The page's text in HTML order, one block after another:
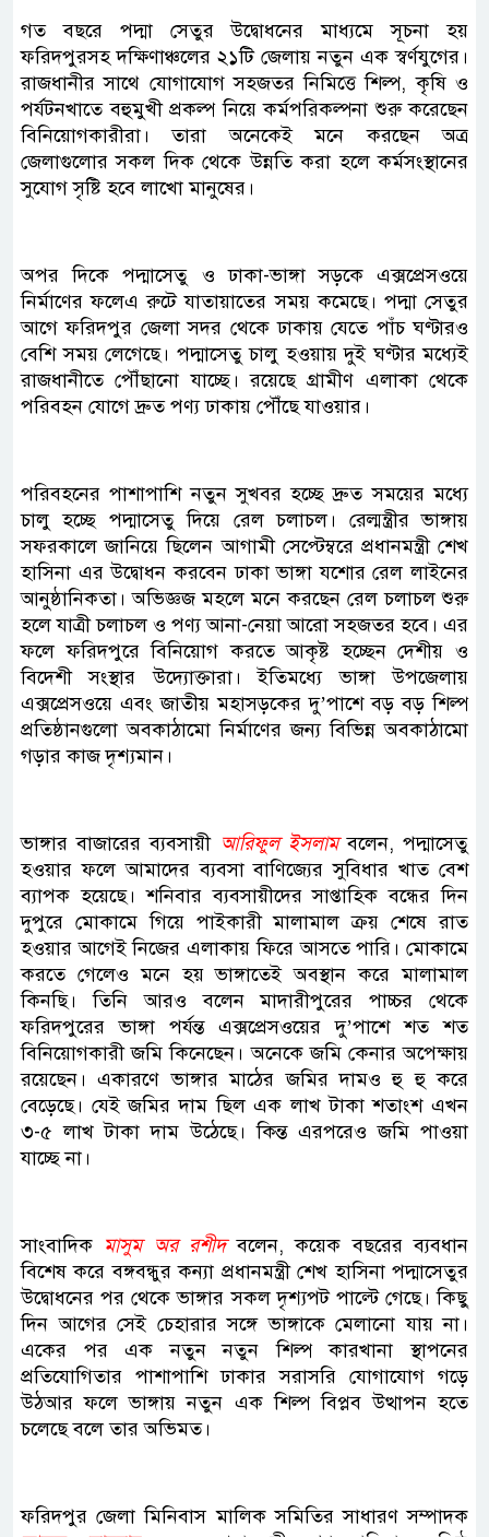
গত বছরে পদ্মা সেতুর উদ্বোধনের মাধ্যমে সূচনা হয়
ফরিদপুরসহ দক্ষিণাঞ্চলের ২১টি জেলায় নতুন এক স্বর্ণযুগের।
রাজধানীর সাথে যোগাযোগ সহজতর নিমিত্তে শিল্প, কৃষি ও
পর্যটনখাতে বহুমুখী প্রকল্প নিয়ে কর্মপরিকল্পনা শুরু করেছেন
বিনিয়োগকারীরা। তারা অনেকেই মনে করছেন অত্র
জেলাগুলোর সকল দিক থেকে উন্নতি করা হলে কর্মসংস্থানের
সুযোগ সৃষ্টি হবে লাখো মানুষের।
অপর দিকে পদ্মাসেতু ও ঢাকা-ভাঙ্গা সড়কে এক্সপ্রেসওয়ে
নির্মাণের ফলেএ রুটে যাতায়াতের সময় কমেছে। পদ্মা সেতুর
আগে ফরিদপুর জেলা সদর থেকে ঢাকায় যেতে পাঁচ ঘণ্টারও
বেশি সময় লেগেছে। পদ্মাসেতু চালু হওয়ায় দুই ঘণ্টার মধ্যেই
রাজধানীতে পৌঁছানো যাচ্ছে। রয়েছে গ্রামীণ এলাকা থেকে
পরিবহন যোগে দ্রুত পণ্য ঢাকায় পৌঁছে যাওয়ার।
পরিবহনের পাশাপাশি নতুন সুখবর হচ্ছে দ্রুত সময়ের মধ্যে
চালু হচ্ছে পদ্মাসেতু দিয়ে রেল চলাচল। রেল্মন্ত্রীর ভাঙ্গায়
সফরকালে জানিয়ে ছিলেন আগামী সেপ্টেম্বরে প্রধানমন্ত্রী শেখ
হাসিনা এর উদ্বোধন করবেন ঢাকা ভাঙ্গা যশোর রেল লাইনের
আনুষ্ঠানিকতা। অভিজ্ঞজ মহলে মনে করছেন রেল চলাচল শুরু
হলে যাত্রী চলাচল ও পণ্য আনা-নেয়া আরো সহজতর হবে। এর
ফলে ফরিদপুরে বিনিয়োগ করতে আকৃষ্ট হচ্ছেন দেশীয় ও
বিদেশী সংস্থার উদ্যোক্তারা। ইতিমধ্যে ভাঙ্গা উপজেলায়
এক্সপ্রেসওয়ে এবং জাতীয় মহাসড়কের দু’পাশে বড় বড় শিল্প
প্রতিষ্ঠানগুলো অবকাঠামো নির্মাণের জন্য বিভিন্ন অবকাঠামো
গড়ার কাজ দৃশ্যমান।
ভাঙ্গার বাজারের ব্যবসায়ী আরিফুল ইসলামবলেন, পদ্মাসেতু
হওয়ার ফলে আমাদের ব্যবসা বাণিজ্যের সুবিধার খাত বেশ
ব্যাপক হয়েছে। শনিবার ব্যবসায়ীদের সাপ্তাহিক বন্ধের দিন
দুপুরে মোকামে গিয়ে পাইকারী মালামাল ক্রয় শেষে রাত
হওয়ার আগেই নিজের এলাকায় ফিরে আসতে পারি। মোকামে
করতে গেলেও মনে হয় ভাঙ্গাতেই অবস্থান করে মালামাল
কিনছি। তিনি আরও বলেন মাদারীপুরের পাচ্চর থেকে
ফরিদপুরের ভাঙ্গা পর্যন্ত এক্সপ্রেসওয়ের দু’পাশে শত শত
বিনিয়োগকারী জমি কিনেছেন। অনেকে জমি কেনার অপেক্ষায়
রয়েছেন। একারণে ভাঙ্গার মাঠের জমির দামও হু হু করে
বেড়েছে। যেই জমির দাম ছিল এক লাখ টাকা শতাংশ এখন
৩-৫ লাখ টাকা দাম উঠেছে। কিন্ত এরপরেও জমি পাওয়া
যাচ্ছে না।
সাংবাদিক মাসুম অর রশীদবলেন, কয়েক বছরের ব্যবধান
বিশেষ করে বঙ্গবন্ধুর কন্যা প্রধানমন্ত্রী শেখ হাসিনা পদ্মাসেতুর
উদ্বোধনের পর থেকে ভাঙ্গার সকল দৃশ্যপট পাল্টে গেছে। কিছু
দিন আগের সেই চেহারার সঙ্গে ভাঙ্গাকে মেলানো যায় না।
একের পর এক নতুন নতুন শিল্প কারখানা স্থাপনের
প্রতিযোগিতার পাশাপাশি ঢাকার সরাসরি যোগাযোগ গড়ে
উঠআর ফলে ভাঙ্গায় নতুন এক শিল্প বিপ্লব উত্থাপন হতে
চলেছে বলে তার অভিমত।
ফরিদপুর জেলা মিনিবাস মালিক সমিতির সাধারণ সম্পাদক